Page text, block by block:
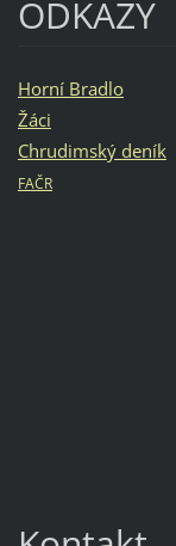
ODKAZY
Horní Bradlo
Žáci
Chrudimský deník
FAČR